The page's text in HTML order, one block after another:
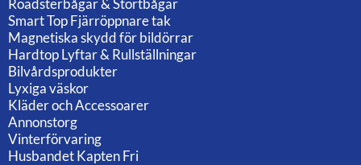
Roadsterbågar & Störtbågar
Smart Top Fjärröppnare tak
Magnetiska skydd för bildörrar
Hardtop Lyftar & Rullställningar
Bilvårdsprodukter
Lyxiga väskor
Kläder och Accessoarer
Annonstorg
Vinterförvaring
Husbandet Kapten Fri